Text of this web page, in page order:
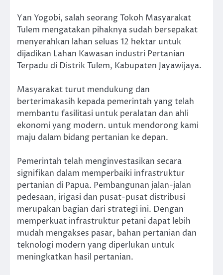
Yan Yogobi, salah seorang Tokoh Masyarakat
Tulem mengatakan pihaknya sudah bersepakat
menyerahkan lahan seluas 12 hektar untuk
dijadikan Lahan Kawasan industri Pertanian
Terpadu di Distrik Tulem, Kabupaten Jayawijaya.
Masyarakat turut mendukung dan
berterimakasih kepada pemerintah yang telah
membantu fasilitasi untuk peralatan dan ahli
ekonomi yang modern. untuk mendorong kami
maju dalam bidang pertanian ke depan.
Pemerintah telah menginvestasikan secara
signifikan dalam memperbaiki infrastruktur
pertanian di Papua. Pembangunan jalan-jalan
pedesaan, irigasi dan pusat-pusat distribusi
merupakan bagian dari strategi ini. Dengan
memperkuat infrastruktur petani dapat lebih
mudah mengakses pasar, bahan pertanian dan
teknologi modern yang diperlukan untuk
meningkatkan hasil pertanian.